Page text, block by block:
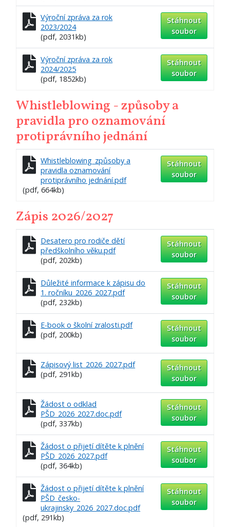
Výroční zpráva za rok
2023/2024
(pdf, 2031kb)
Stáhnout
soubor
Výroční zpráva za rok
2024/2025
(pdf, 1852kb)
Stáhnout
soubor
Whistleblowing - způsoby a
pravidla pro oznamování
protiprávního jednání
Whistleblowing_způsoby a
pravidla oznamování
protiprávního jednání.pdf
(pdf, 664kb)
Stáhnout
soubor
Zápis 2026/2027
Desatero pro rodiče dětí
předškolního věku.pdf
(pdf, 202kb)
Stáhnout
soubor
Důležité informace k zápisu do
1. ročníku_2026_2027.pdf
(pdf, 232kb)
Stáhnout
soubor
E-book o školní zralosti.pdf
(pdf, 200kb)
Stáhnout
soubor
Zápisový list_2026_2027.pdf
(pdf, 291kb)
Stáhnout
soubor
Žádost o odklad
PŠD_2026_2027.doc.pdf
(pdf, 337kb)
Stáhnout
soubor
Žádost o přijetí dítěte k plnění
PŠD_2026_2027.pdf
(pdf, 364kb)
Stáhnout
soubor
Žádost o přijetí dítěte k plnění
PŠD_česko-
ukrajinsky_2026_2027.doc.pdf
(pdf, 291kb)
Stáhnout
soubor